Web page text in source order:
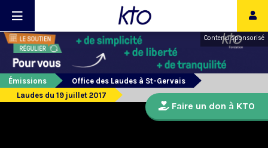
Contenu sponsorisé
Émissions
Office des Laudes à St-Gervais
Laudes du 19 juillet 2017
Faire un don à KTO